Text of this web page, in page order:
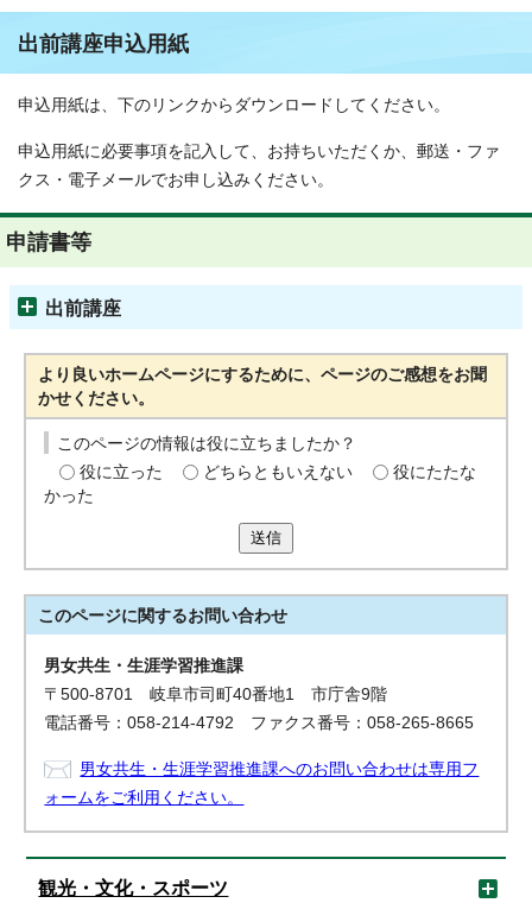
出前講座申込用紙
申込用紙は、下のリンクからダウンロードしてください。
申込用紙に必要事項を記入して、お持ちいただくか、郵送・ファ
クス・電子メールでお申し込みください。
申請書等
出前講座
より良いホームページにするために、ページのご感想をお聞
かせください。
このページの情報は役に立ちましたか？
役に立った
どちらともいえない
役にたたな
かった
送信
このページに関するお問い合わせ
男女共生・生涯学習推進課
〒500-8701 岐阜市司町40番地1 市庁舎9階
電話番号：058-214-4792 ファクス番号：058-265-8665
男女共生・生涯学習推進課へのお問い合わせは専用フ
ォームをご利用ください。
観光・文化・スポーツ